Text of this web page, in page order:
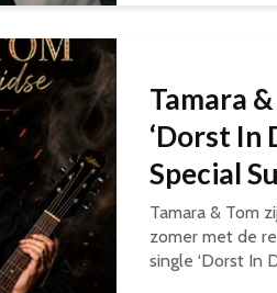
Tamara
‘Dorst In
Special
Tamara & Tom
zomer met de
single ‘Dorst In